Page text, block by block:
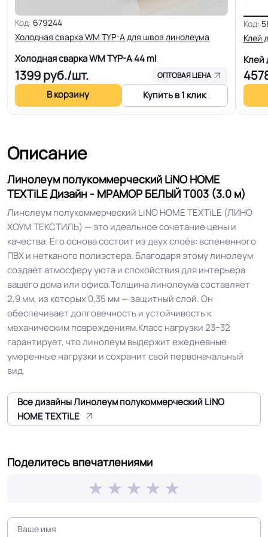
Толщина
Область применения
Для пола, Для дома, Для офиса,
Для модульных зданий, Для
теплого пола, Для квартиры, Для
строителей, Для магазинов, Для
Класс горючести
В3, Д3, Т2, РП2
Класс 23/33 кл.
Группа истираемости Группа Т
Устойчивость к химии Хорошая
Особенности
коллекции
Двойная основа PVH + TEXTILE и
полное отсутствие усадки
Защитный слой
Допуск изменения
рабочего слоя
+-10% мкм
линейных размеров
+-10% %
противоскольжения
Код: 679244
Холодная сварка WM TYP-A для швов линолеума
Холодная сварка WM TYP-A44 ml
1399руб./шт. ОПТОВАЯ ЦЕНА
В корзину Купить в 1 клик
Код:
Клей
Клей
Описание
Линолеум полукоммерческий LiNO HOME
TEXTiLE Дизайн - МРАМОР БЕЛЫЙ Т003 (3.0 м)
Линолеум полукоммерческий LiNO HOME TEXTiLE (ЛИНО
ХОУМ ТЕКСТИЛЬ) — это идеальное сочетание цены и
качества. Его основа состоит из двух слоёв: вспененного
ПВХ и нетканого полиэстера. Благодаря этому линолеум
создаёт атмосферу уюта и спокойствия для интерьера
вашего дома или офиса.Толщина линолеума составляет
2,9 мм, из которых 0,35 мм — защитный слой. Он
обеспечивает долговечность и устойчивость к
механическим повреждениям.Класс нагрузки 23−32
гарантирует, что линолеум выдержит ежедневные
умеренные нагрузки и сохранит свой первоначальный
вид.
Все дизайны Линолеум полукоммерческий LiNO
HOME TEXTiLE
Поделитесь впечатлениями